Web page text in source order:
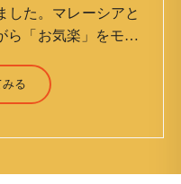
した。マレーシアと
ら「お気楽」をモッ
：1959年7月4日(61
才まで) 育
る